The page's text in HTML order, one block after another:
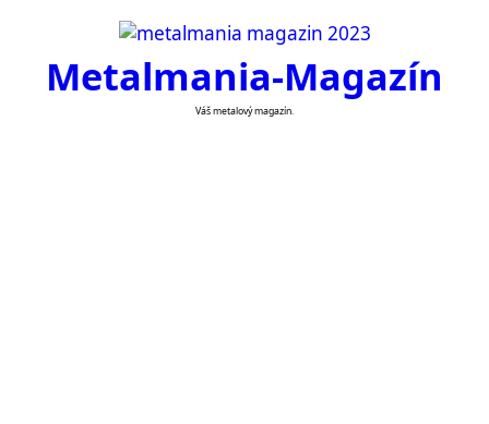
contentMetalmania-Magazín
Váš metalový magazín.